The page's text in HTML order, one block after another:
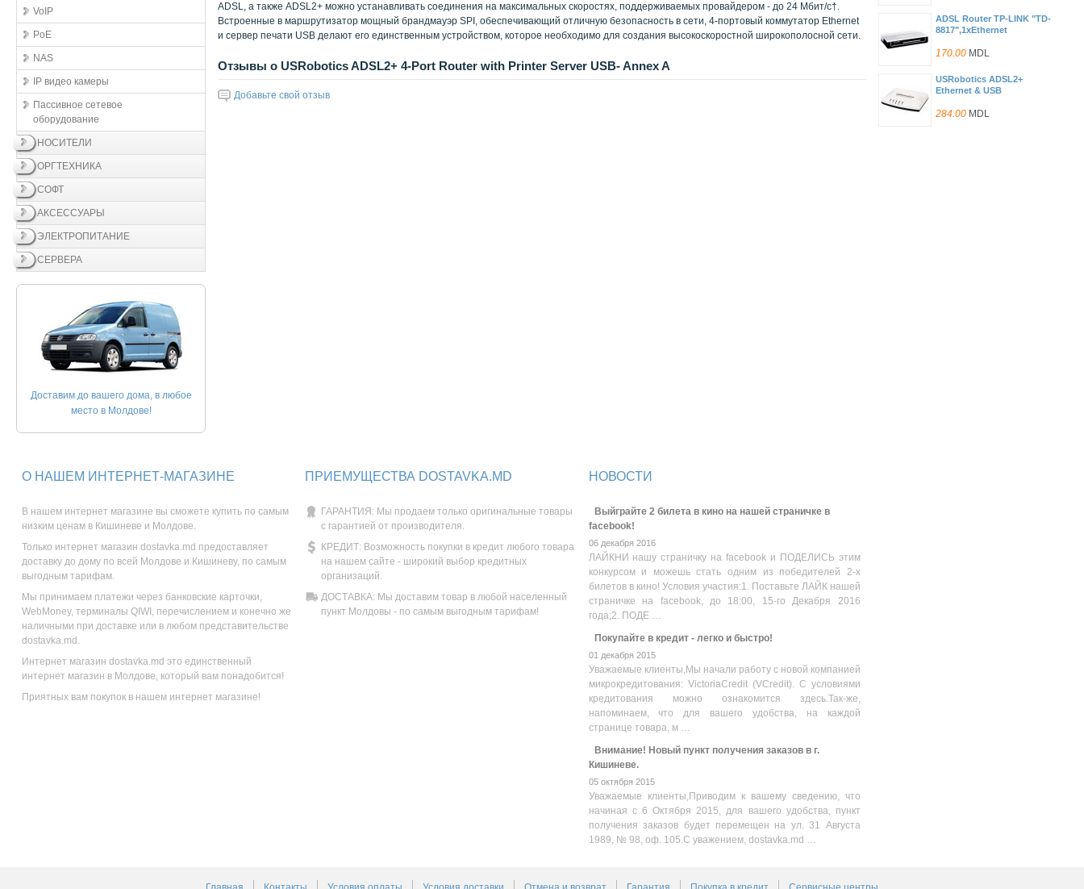
VoIP
PoE
NAS
IP видео камеры
Пассивное сетевое
оборудование
НОСИТЕЛИ
ОРГТЕХНИКА
СОФТ
АКСЕССУАРЫ
ЭЛЕКТРОПИТАНИЕ
СЕРВЕРА
Доставим до вашего дома, в любое
место в Молдове!
ADSL Router TP-LINK "TD-
8817",1xEthernet
ADSL/ADSL2/ADSL2+,
170.00 MDL
USRobotics ADSL2+
Ethernet & USB
284.00 MDL
ADSL, а также ADSL2+ можно устанавливать соединения на максимальных скоростях, поддерживаемых провайдером - до 24 Мбит/с†.
Встроенные в маршрутизатор мощный брандмауэр SPI, обеспечивающий отличную безопасность в сети, 4-портовый коммутатор Ethernet
и сервер печати USB делают его единственным устройством, которое необходимо для создания высокоскоростной широкополосной сети.
Отзывы о USRobotics ADSL2+ 4-Port Router with Printer Server USB- Annex A
Добавьте свой отзыв
О НАШЕМ ИНТЕРНЕТ-МАГАЗИНЕ
В нашем интернет магазине вы сможете купить по самым
низким ценам в Кишиневе и Молдове.
Только интернет магазин dostavka.md предоставляет
доставку до дому по всей Молдове и Кишиневу, по самым
выгодным тарифам.
Мы принимаем платежи через банковские карточки,
WebMoney, терминалы QIWI, перечислением и конечно же
наличными при доставке или в любом представительстве
dostavka.md.
Интернет магазин dostavka.md это единственный
интернет магазин в Молдове, который вам понадобится!
Приятных вам покупок в нашем интернет магазине!
ПРИЕМУЩЕСТВА DOSTAVKA.MD
ГАРАНТИЯ: Мы продаем только оригинальные товары
с гарантией от производителя.
КРЕДИТ: Возможность покупки в кредит любого товара
на нашем сайте - широкий выбор кредитных
организаций.
ДОСТАВКА: Мы доставим товар в любой населенный
пункт Молдовы - по самым выгодным тарифам!
НОВОСТИ
Выйграйте 2 билета в кино на нашей страничке в
facebook!
06 декабря 2016
ЛАЙКНИ нашу страничку на facebook и ПОДЕЛИСЬ этим
конкурсом и можешь стать одним из победителей 2-х
билетов в кино! Условия участия:1. Поставьте ЛАЙК нашей
страничке на facebook, до 18:00, 15-го Декабря 2016
года;2. ПОДЕ …
Покупайте в кредит - легко и быстро!
01 декабря 2015
Уважаемые клиенты,Мы начали работу с новой компанией
микрокредитования: VictoriaCredit (VCredit). С условиями
кредитования можно ознакомится здесь.Так-же,
напоминаем, что для вашего удобства, на каждой
странице товара, м …
Внимание! Новый пункт получения заказов в г.
Кишиневе.
05 октября 2015
Уважаемые клиенты,Приводим к вашему сведению, что
начиная с 6 Октября 2015, для вашего удобства, пункт
получения заказов будет перемещен на ул. 31 Августа
1989, № 98, оф. 105.С уважением, dostavka.md …